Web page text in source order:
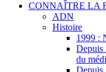
CONNAÎTRE LA
ADN
Histoire
1999 :
Depuis
du
Depuis